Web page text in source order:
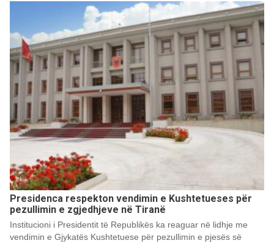
Presidenca respekton vendimin e Kushtetueses për
pezullimin e zgjedhjeve në Tiranë
Institucioni i Presidentit të Republikës ka reaguar në lidhje me
vendimin e Gjykatës Kushtetuese për pezullimin e pjesës së